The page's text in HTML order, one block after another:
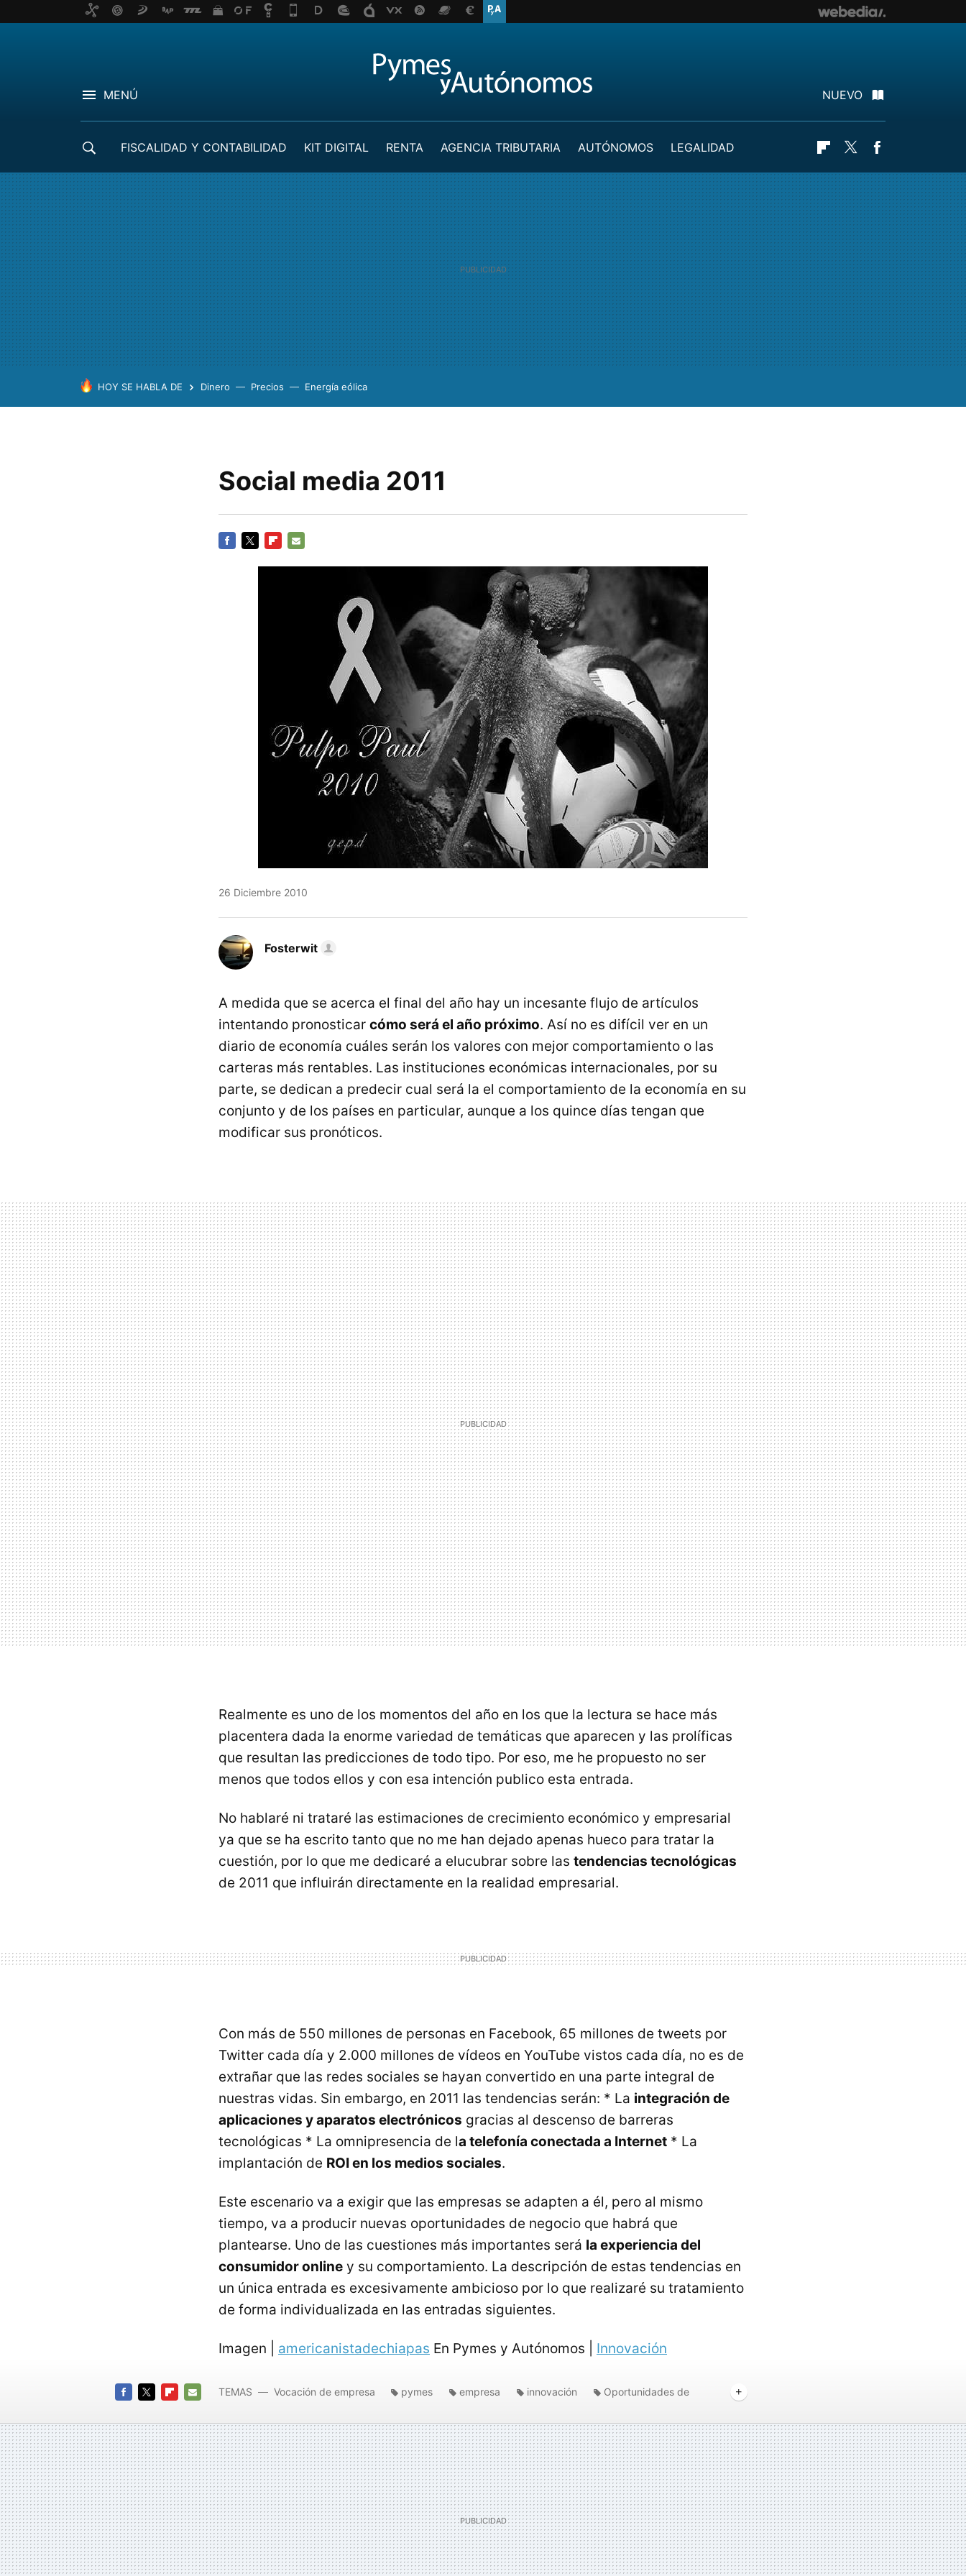
MENÚ NUEVO
FISCALIDAD Y CONTABILIDAD KIT DIGITAL RENTA AGENCIA TRIBUTARIA AUTÓNOMOS
LEGALIDAD
Flipboard
Twitter
HOY SE HABLA DE Dinero Precios Energía eólica
Social media 2011
26 Diciembre 2010
Fosterwit
A medida que se acerca el final del año hay un incesante flujo de artículos
intentando pronosticar cómo será el año próximo. Así no es difícil ver en un
diario de economía cuáles serán los valores con mejor comportamiento o las
carteras más rentables. Las instituciones económicas internacionales, por su
parte, se dedican a predecir cual será la el comportamiento de la economía en su
conjunto y de los países en particular, aunque a los quince días tengan que
modificar sus pronóticos.
Realmente es uno de los momentos del año en los que la lectura se hace más
placentera dada la enorme variedad de temáticas que aparecen y las prolíficas
que resultan las predicciones de todo tipo. Por eso, me he propuesto no ser
menos que todos ellos y con esa intención publico esta entrada.
No hablaré ni trataré las estimaciones de crecimiento económico y empresarial
ya que se ha escrito tanto que no me han dejado apenas hueco para tratar la
cuestión, por lo que me dedicaré a elucubrar sobre las tendencias tecnológicas
de 2011 que influirán directamente en la realidad empresarial.
Con más de 550 millones de personas en Facebook, 65 millones de tweets por
Twitter cada día y 2.000 millones de vídeos en YouTube vistos cada día, no es de
extrañar que las redes sociales se hayan convertido en una parte integral de
nuestras vidas. Sin embargo, en 2011 las tendencias serán: * La integración de
aplicaciones y aparatos electrónicos gracias al descenso de barreras
tecnológicas * La omnipresencia de la telefonía conectada a Internet * La
implantación de ROI en los medios sociales.
Este escenario va a exigir que las empresas se adapten a él, pero al mismo
tiempo, va a producir nuevas oportunidades de negocio que habrá que
plantearse. Uno de las cuestiones más importantes será la experiencia del
consumidor online y su comportamiento. La descripción de estas tendencias en
un única entrada es excesivamente ambicioso por lo que realizaré su tratamiento
de forma individualizada en las entradas siguientes.
Imagen | americanistadechiapas En Pymes y Autónomos | Innovación
MAIL
TEMAS Vocación de empresa pymes empresa innovación
Oportunidades de